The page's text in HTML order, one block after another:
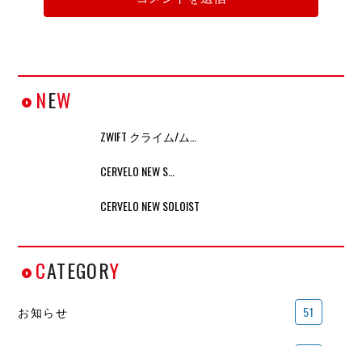
NEW
ZWIFT クライム/ム…
CERVELO NEW S…
CERVELO NEW SOLOIST
CATEGORY
お知らせ 51